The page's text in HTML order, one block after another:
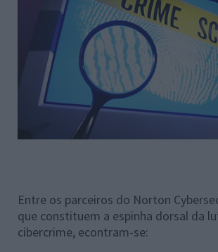
Entre os parceiros do Norton
que constituem a espinha dorsal da
cibercrime, econtram-se: